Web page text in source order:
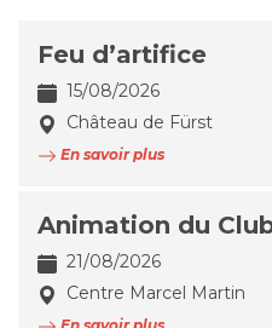
Feu d’artifice
15/08/2026
Château de Fürst
En savoir plus
Animation du
21/08/2026
Centre Marcel Martin